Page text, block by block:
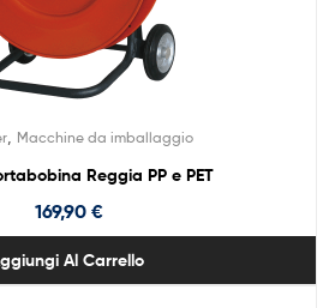
Macchine da imballaggio
Reggia PP e PET
169,90 €
Al Carrello